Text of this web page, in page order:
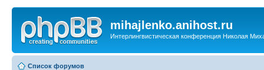
mihajlenko.anihost.ru
Интерлингвистическая конференция Николая
Список форумов